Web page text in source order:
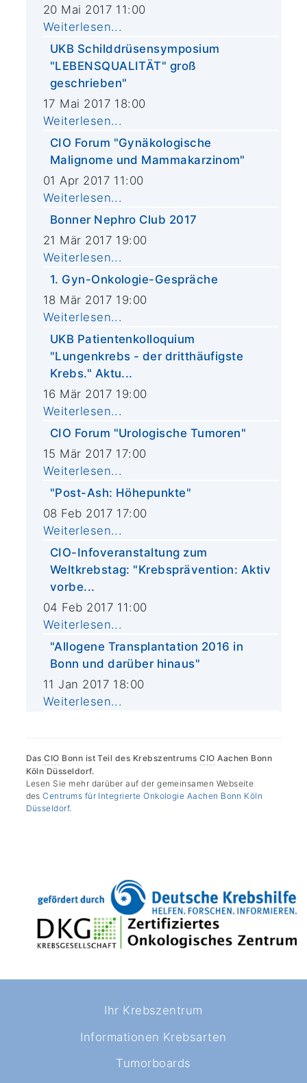
20 Mai 2017 11:00
Weiterlesen...
UKB Schilddrüsensymposium
"LEBENSQUALITÄT" groß
geschrieben"
17 Mai 2017 18:00
Weiterlesen...
CIO Forum "Gynäkologische
Malignome und Mammakarzinom"
01 Apr 2017 11:00
Weiterlesen...
Bonner Nephro Club 2017
21 Mär 2017 19:00
Weiterlesen...
1. Gyn-Onkologie-Gespräche
18 Mär 2017 19:00
Weiterlesen...
UKB Patientenkolloquium
"Lungenkrebs - der dritthäufigste
Krebs." Aktu...
16 Mär 2017 19:00
Weiterlesen...
CIO Forum "Urologische Tumoren"
15 Mär 2017 17:00
Weiterlesen...
"Post-Ash: Höhepunkte"
08 Feb 2017 17:00
Weiterlesen...
CIO-Infoveranstaltung zum
Weltkrebstag: "Krebsprävention: Aktiv
vorbe...
04 Feb 2017 11:00
Weiterlesen...
"Allogene Transplantation 2016 in
Bonn und darüber hinaus"
11 Jan 2017 18:00
Weiterlesen...
DasCIO Bonn ist Teil des KrebszentrumsCIO Aachen Bonn
Köln Düsseldorf.
Lesen Sie mehr darüber auf der gemeinsamen Webseite
desCentrums für Integrierte Onkologie Aachen Bonn Köln
Düsseldorf.
Ihr Krebszentrum
Informationen Krebsarten
Tumorboards